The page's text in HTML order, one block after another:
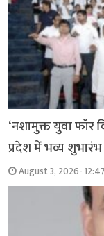
‘नशामुक्त युवा फॉर
प्रदेश में भव्य शुभारंभ
August 3, 2026-